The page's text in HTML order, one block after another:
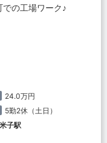
での工場ワーク♪
24.0万円
5勤2休（土日）
子駅